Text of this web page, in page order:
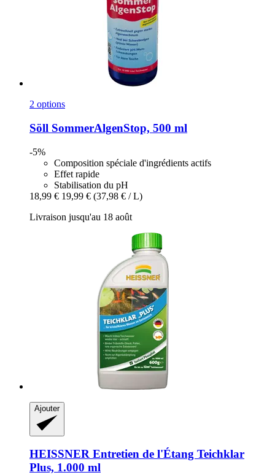
2 options
Söll SommerAlgenStop, 500 ml
-5%
Composition spéciale d'ingrédients actifs
Effet rapide
Stabilisation du pH
18,99 € 19,99 € (37,98 € / L)
Livraison jusqu'au 18 août
Ajouter
HEISSNER Entretien de l'Étang Teichklar
Plus, 1.000 ml